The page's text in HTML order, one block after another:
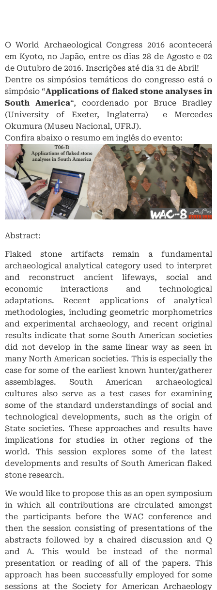
O World Archaeological Congress 2016 acontecerá
em Kyoto, no Japão, entre os dias 28 de Agosto e 02
de Outubro de 2016. Inscrições até dia 31 de Abril!
Dentre os simpósios temáticos do congresso está o
simpósio “Applications of flaked stone analyses in
South America“, coordenado por Bruce Bradley
(University of Exeter, Inglaterra) e Mercedes
Okumura (Museu Nacional, UFRJ).
Confira abaixo o resumo em inglês do evento:
Abstract:
Flaked stone artifacts remain a fundamental
archaeological analytical category used to interpret
and reconstruct ancient lifeways, social and
economic interactions and technological
adaptations. Recent applications of analytical
methodologies, including geometric morphometrics
and experimental archaeology, and recent original
results indicate that some South American societies
did not develop in the same linear way as seen in
many North American societies. This is especially the
case for some of the earliest known hunter/gatherer
assemblages. South American archaeological
cultures also serve as a test cases for examining
some of the standard understandings of social and
technological developments, such as the origin of
State societies. These approaches and results have
implications for studies in other regions of the
world. This session explores some of the latest
developments and results of South American flaked
stone research.
We would like to propose this as an open symposium
in which all contributions are circulated amongst
the participants before the WAC conference and
then the session consisting of presentations of the
abstracts followed by a chaired discussion and Q
and A. This would be instead of the normal
presentation or reading of all of the papers. This
approach has been successfully employed for some
sessions at the Society for American Archaeology